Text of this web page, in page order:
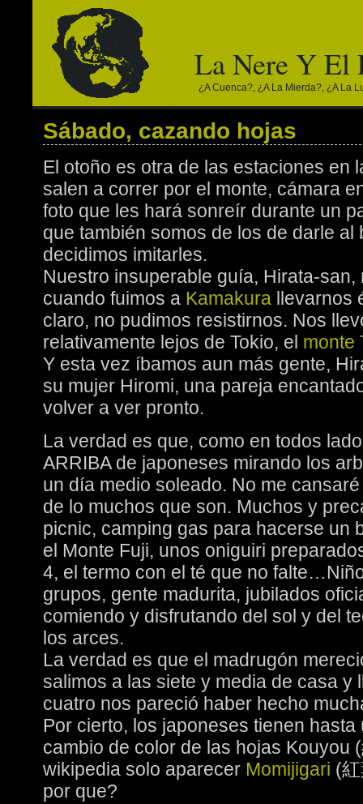
La Nere Y
¿a Cuenca?, ¿a La Mierda?, ¿a La
Sábado, cazando hojas
El otoño es otra de las estaciones en
salen a correr por el monte, cámara
foto que les hará sonreír durante un
que también somos de los de darle al
decidimos imitarles.
Nuestro insuperable guía, Hirata-
cuando fuimos a Kamakura llevarnos
claro, no pudimos resistirnos. Nos
relativamente lejos de Tokio, el monte
Y esta vez íbamos aun más gente,
su mujer Hiromi, una pareja
volver a ver pronto.
La verdad es que, como en todos
ARRIBA de japoneses mirando los
un día medio soleado. No me
de lo muchos que son. Muchos y
picnic, camping gas para hacerse un
el Monte Fuji, unos oniguiri
4, el termo con el té que no
grupos, gente madurita, jubilados
comiendo y disfrutando del sol y del
los arces.
La verdad es que el madrugón
salimos a las siete y media de casa y
cuatro nos pareció haber hecho
Por cierto, los japoneses tienen
cambio de color de las hojas Kouyou
wikipedia solo aparecer Momijigari (
por que?